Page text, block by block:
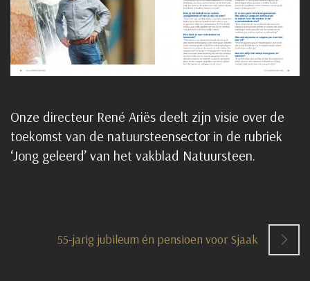
Onze directeur René Ariës deelt zijn visie over de
toekomst van de natuursteensector in de rubriek
‘Jong geleerd’ van het vakblad Natuursteen.
55-jarig jubileum én pensioen voor Sjaak